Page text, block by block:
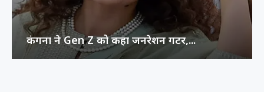
कंगना ने Gen Z को कहा जनरेशन गटर,...